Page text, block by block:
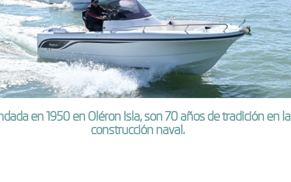
en 1950 en Oléron Isla, son 70 años de tradición en la
construcción naval.